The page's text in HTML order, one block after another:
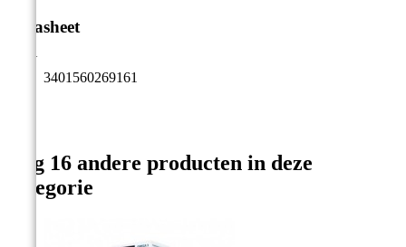
Datasheet
EAN
3401560269161
Nog 16 andere producten in deze
categorie